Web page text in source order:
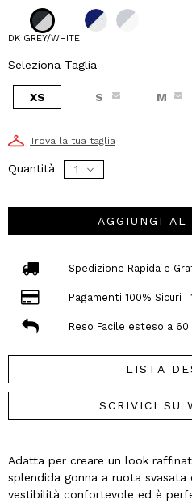
DK GREY/WHITE
Seleziona Taglia
XS S M
Trova la tua taglia
Quantità
AGGIUNGI AL
Spedizione Rapida e
Pagamenti 100% Sicuri
Reso Facile esteso a
LISTA
SCRIVICI SU
Adatta per creare un look
splendida gonna a ruota
vestibilità confortevole ed è